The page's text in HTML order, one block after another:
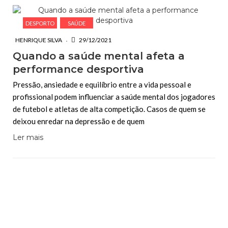
DESPORTO SAÚDE
HENRIQUE SILVA 29/12/2021
Quando a saúde mental afeta a
performance desportiva
Pressão, ansiedade e equilíbrio entre a vida pessoal e
profissional podem influenciar a saúde mental dos jogadores
de futebol e atletas de alta competição. Casos de quem se
deixou enredar na depressão e de quem
Ler mais